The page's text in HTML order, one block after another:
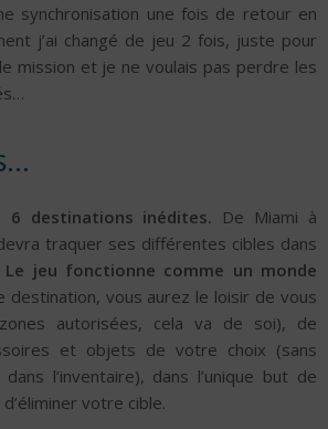
synchronisation une fois de retour en
j’ai changé de jeu 2 fois, juste pour
mission et je ne voulais pas perdre les
6 destinations inédites. De Miami à
traquer ses différentes cibles dans
Le jeu fonctionne comme un monde
destination, vous aurez le loisir de vous
autorisées, cela va de soi), de
et objets de votre choix (sans
l’inventaire), dans l’unique but de
votre cible.